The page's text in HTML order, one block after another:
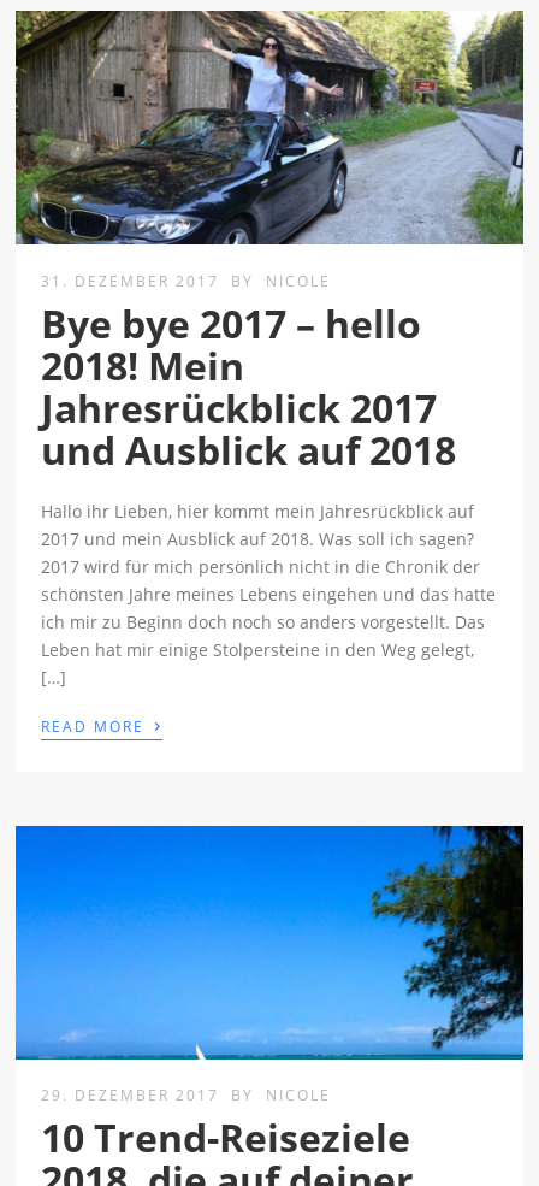
31. DEZEMBER 2017 BY NICOLE
Bye bye 2017 – hello
2018! Mein
Jahresrückblick 2017
und Ausblick auf 2018
Hallo ihr Lieben, hier kommt mein Jahresrückblick auf
2017 und mein Ausblick auf 2018. Was soll ich sagen?
2017 wird für mich persönlich nicht in die Chronik der
schönsten Jahre meines Lebens eingehen und das hatte
ich mir zu Beginn doch noch so anders vorgestellt. Das
Leben hat mir einige Stolpersteine in den Weg gelegt,
[…]
READ MORE ›
29. DEZEMBER 2017 BY NICOLE
10 Trend-Reiseziele